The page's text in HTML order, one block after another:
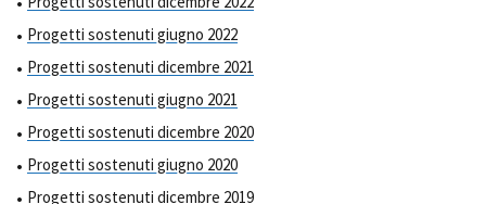
Progetti sostenuti giugno 2022
Progetti sostenuti dicembre 2021
Progetti sostenuti giugno 2021
Progetti sostenuti dicembre 2020
Progetti sostenuti giugno 2020
Progetti sostenuti dicembre 2019